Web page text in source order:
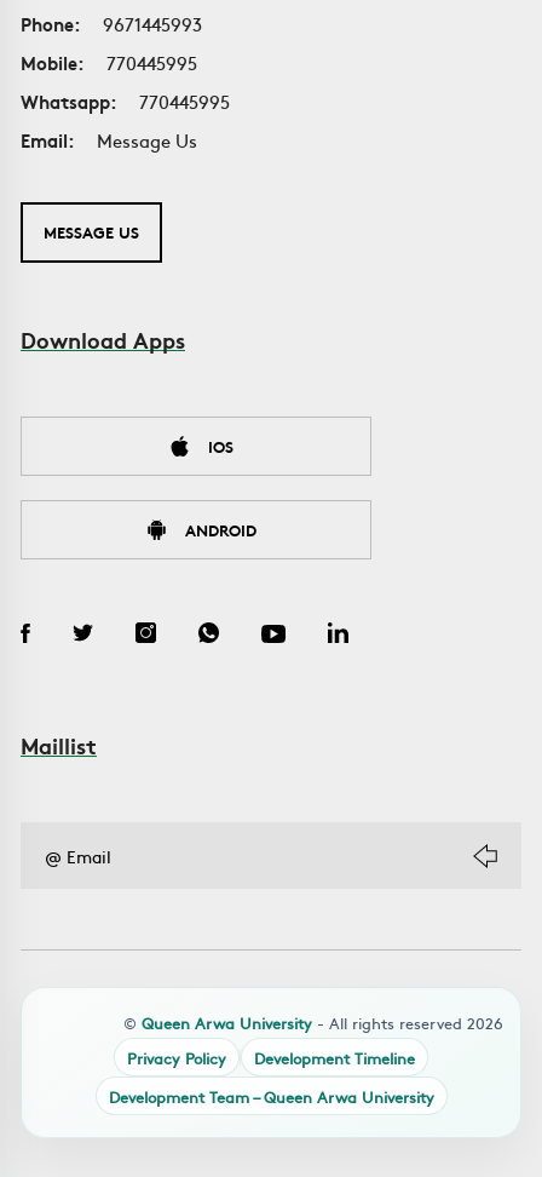
Phone:
9671445993
Mobile:
770445995
Whatsapp:
770445995
Email:
Message Us
MESSAGE US
Download Apps
IOS
ANDROID
Maillist
© Queen Arwa University - All rights reserved 2026
Privacy Policy
Development Timeline
Development Team – Queen Arwa University